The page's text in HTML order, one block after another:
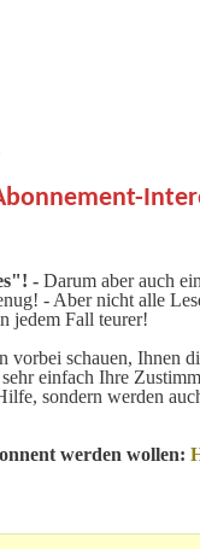
- Darum aber auch
- Aber nicht alle
jedem Fall teurer!
vorbei schauen, Ihnen
einfach Ihre
sondern werden
werden wollen: